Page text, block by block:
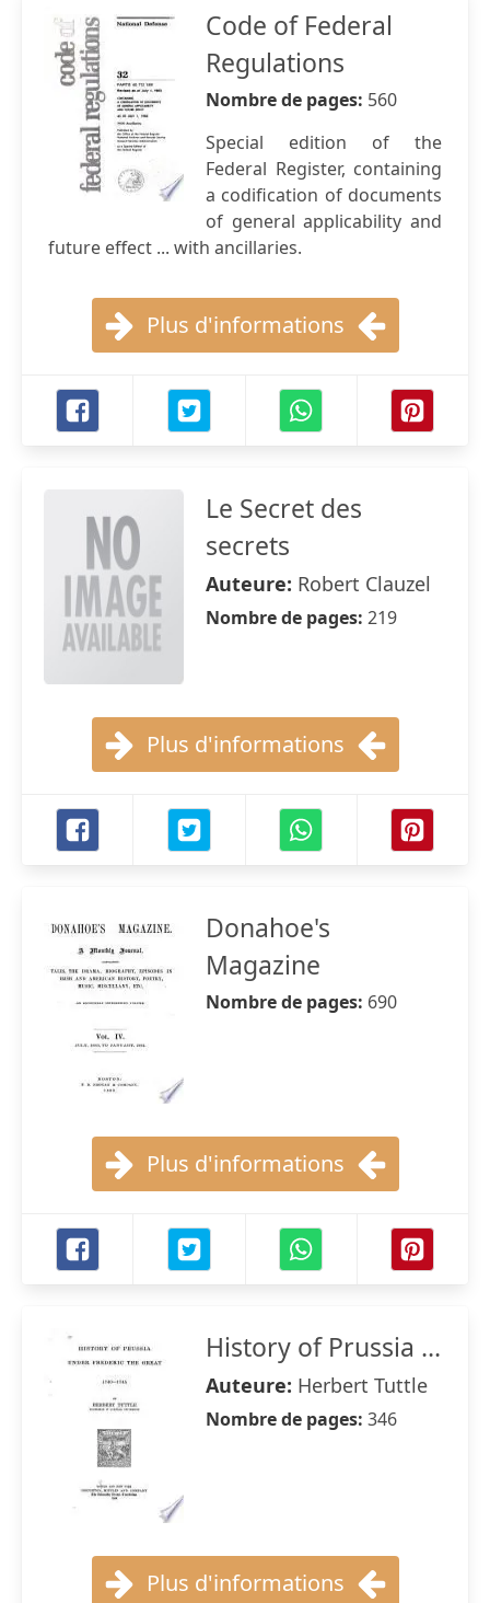
Code of Federal
Regulations
Nombre de pages: 560
Special edition of the
Federal Register, containing
a codification of documents
of general applicability and
future effect ... with ancillaries.
Plus d'informations
Le Secret des
secrets
Auteure: Robert Clauzel
Nombre de pages: 219
Plus d'informations
Donahoe's
Magazine
Nombre de pages: 690
Plus d'informations
History of Prussia ...
Auteure: Herbert Tuttle
Nombre de pages: 346
Plus d'informations